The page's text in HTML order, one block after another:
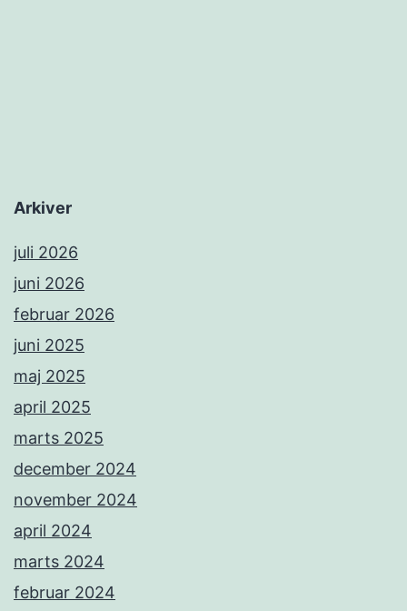
Arkiver
juli 2026
juni 2026
februar 2026
juni 2025
maj 2025
april 2025
marts 2025
december 2024
november 2024
april 2024
marts 2024
februar 2024